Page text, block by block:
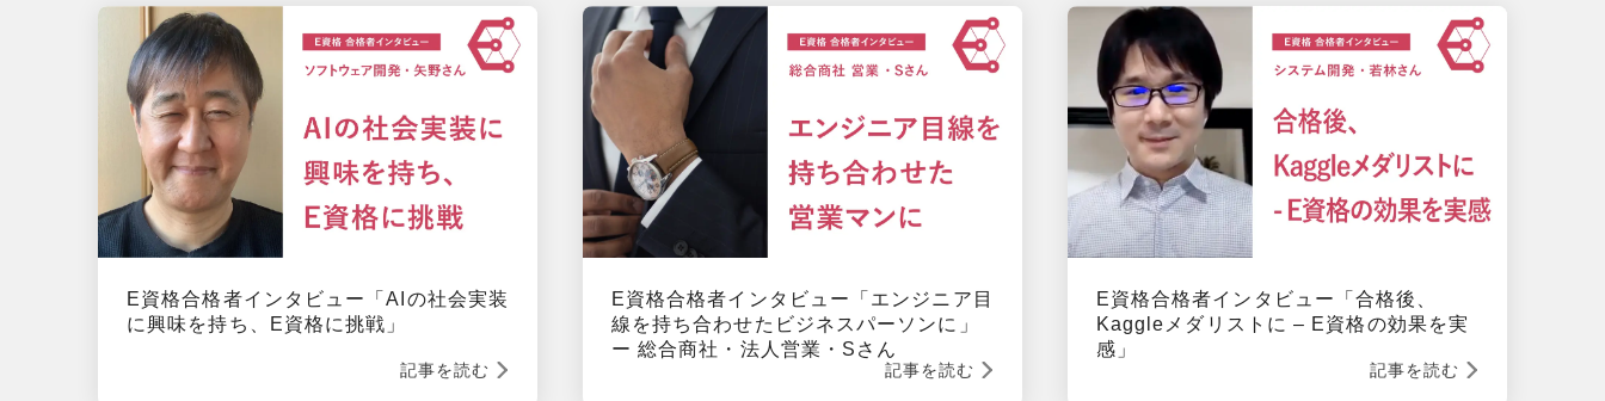
E資格合格者インタビュー「AIの社会実装
に興味を持ち、E資格に挑戦」
記事を読む
E資格合格者インタビュー「エンジニア目
線を持ち合わせたビジネスパーソンに」
ー 総合商社・法人営業・Sさん
記事を読む
E資格合格者インタビュー「合格後、
Kaggleメダリストに – E資格の効果を実
感」
記事を読む